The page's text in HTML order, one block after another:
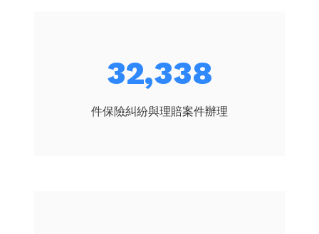
41,831
件保險糾紛與理賠案件辦理